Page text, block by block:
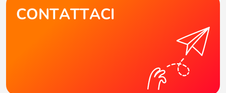
CONTATTACI